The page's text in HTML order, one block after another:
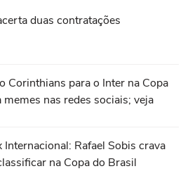
duas contratações
Corinthians para o Inter na Copa
nas redes sociais; veja
Internacional: Rafael Sobis crava
na Copa do Brasil